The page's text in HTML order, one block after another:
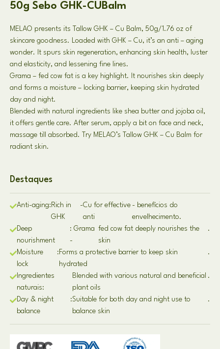
50g Sebo GHK-CUBalm
MELAO presents its Tallow GHK – Cu Balm, 50g/1.76 oz of
skincare goodness. Loaded with GHK – Cu, it’s an anti – aging
wonder. It spurs skin regeneration, enhancing skin health, luster
and elasticity, and lessening fine lines.
Grama – fed cow fat is a key highlight. It nourishes skin deeply
and forms a moisture – locking barrier, keeping skin hydrated
day and night.
Blended with natural ingredients like shea butter and jojoba oil,
it offers gentle care. After serum, apply a bit on face and neck,
massage till absorbed. Try MELAO’s Tallow GHK – Cu Balm for
radiant skin.
Destaques
Anti-aging:Rich in
GHK
-Cu for effective
anti
- benefícios do
envelhecimento.
Deep
nourishment
: Grama
-
fed cow fat deeply nourishes the
skin
.
Moisture
lock
:Forms a protective barrier to keep skin
hydrated
.
Ingredientes
naturais:
Blended with various natural and beneficial
plant oils
.
Day & night
balance
:Suitable for both day and night use to
balance skin
.